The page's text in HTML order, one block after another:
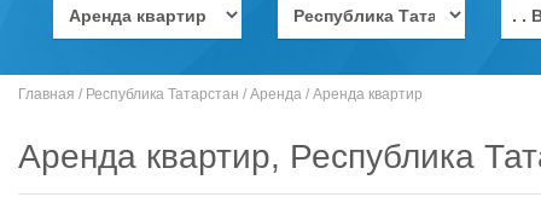
. .
Главная / Республика Татарстан / Аренда / Аренда квартир
Аренда квартир, Республика